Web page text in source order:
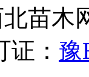
苗木
： 豫